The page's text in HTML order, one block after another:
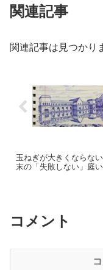
関連記事
関連記事は見つかり
玉ねぎが大きくならな
末の「失敗しない」庭
コメント